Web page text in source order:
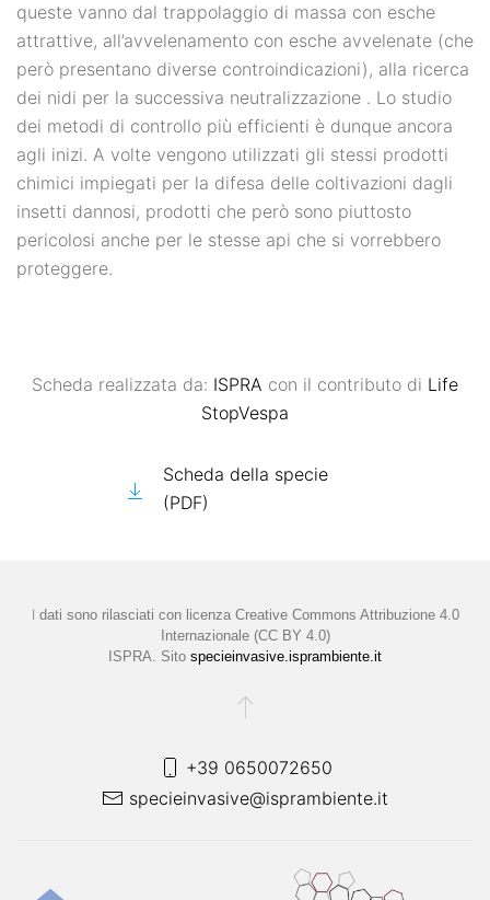
queste vanno dal trappolaggio di massa con esche
attrattive, all’avvelenamento con esche avvelenate (che
però presentano diverse controindicazioni), alla ricerca
dei nidi per la successiva neutralizzazione . Lo studio
dei metodi di controllo più efficienti è dunque ancora
agli inizi. A volte vengono utilizzati gli stessi prodotti
chimici impiegati per la difesa delle coltivazioni dagli
insetti dannosi, prodotti che però sono piuttosto
pericolosi anche per le stesse api che si vorrebbero
proteggere.
Scheda realizzata da: ISPRA con il contributo di Life
StopVespa
Scheda della specie
(PDF)
I dati sono rilasciati con licenza Creative Commons Attribuzione 4.0
Internazionale (CC BY 4.0)
ISPRA. Sito specieinvasive.isprambiente.it
+39 0650072650
specieinvasive@isprambiente.it